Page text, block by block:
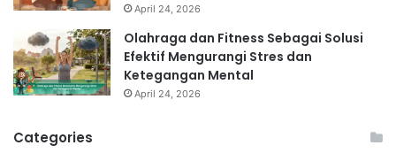
April 24, 2026
Olahraga dan Fitness Sebagai Solusi
Efektif Mengurangi Stres dan
Ketegangan Mental
April 24, 2026
Categories